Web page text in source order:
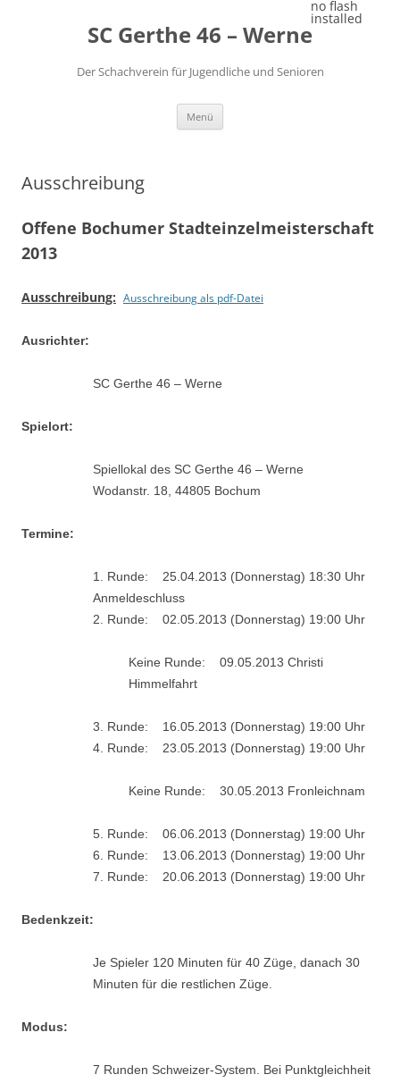
SC Gerthe 46 – Werne
Der Schachverein für Jugendliche und Senioren
Menü
Ausschreibung
Offene Bochumer Stadteinzelmeisterschaft
2013
Ausschreibung: Ausschreibung als pdf-Datei
Ausrichter:
SC Gerthe 46 – Werne
Spielort:
Spiellokal des SC Gerthe 46 – Werne
Wodanstr. 18, 44805 Bochum
Termine:
1. Runde: 25.04.2013 (Donnerstag) 18:30 Uhr
Anmeldeschluss
2. Runde: 02.05.2013 (Donnerstag) 19:00 Uhr
Keine Runde: 09.05.2013 Christi
Himmelfahrt
3. Runde: 16.05.2013 (Donnerstag) 19:00 Uhr
4. Runde: 23.05.2013 (Donnerstag) 19:00 Uhr
Keine Runde: 30.05.2013 Fronleichnam
5. Runde: 06.06.2013 (Donnerstag) 19:00 Uhr
6. Runde: 13.06.2013 (Donnerstag) 19:00 Uhr
7. Runde: 20.06.2013 (Donnerstag) 19:00 Uhr
Bedenkzeit:
Je Spieler 120 Minuten für 40 Züge, danach 30
Minuten für die restlichen Züge.
Modus:
7 Runden Schweizer-System. Bei Punktgleichheit
no flash
installed